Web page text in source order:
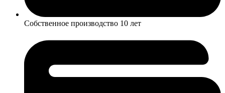
Собственное производство 10 лет